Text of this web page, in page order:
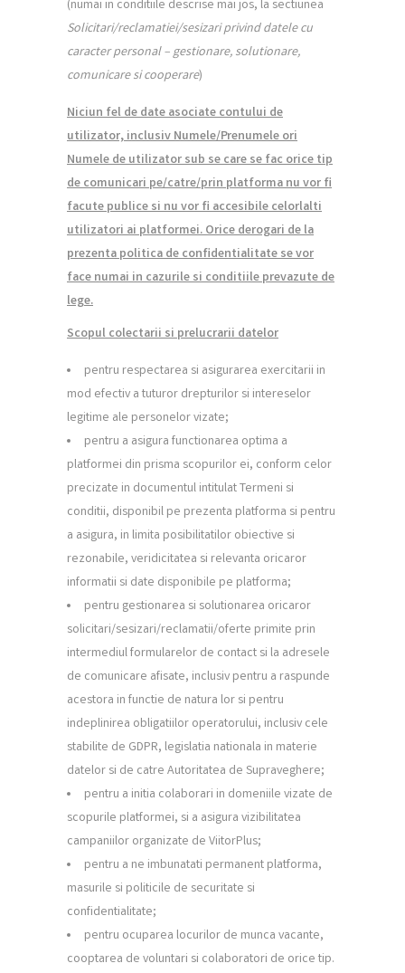
(numai in conditiile descrise mai jos, la sectiunea
Solicitari/reclamatiei/sesizari privind datele cu
caracter personal – gestionare, solutionare,
comunicare si cooperare)
Niciun fel de date asociate contului de
utilizator, inclusiv Numele/Prenumele ori
Numele de utilizator sub se care se fac orice tip
de comunicari pe/catre/prin platforma nu vor fi
facute publice si nu vor fi accesibile celorlalti
utilizatori ai platformei. Orice derogari de la
prezenta politica de confidentialitate se vor
face numai in cazurile si conditiile prevazute de
lege.
Scopul colectarii si prelucrarii datelor
pentru respectarea si asigurarea exercitarii in
mod efectiv a tuturor drepturilor si intereselor
legitime ale personelor vizate;
pentru a asigura functionarea optima a
platformei din prisma scopurilor ei, conform celor
precizate in documentul intitulat Termeni si
conditii, disponibil pe prezenta platforma si pentru
a asigura, in limita posibilitatilor obiective si
rezonabile, veridicitatea si relevanta oricaror
informatii si date disponibile pe platforma;
pentru gestionarea si solutionarea oricaror
solicitari/sesizari/reclamatii/oferte primite prin
intermediul formularelor de contact si la adresele
de comunicare afisate, inclusiv pentru a raspunde
acestora in functie de natura lor si pentru
indeplinirea obligatiilor operatorului, inclusiv cele
stabilite de GDPR, legislatia nationala in materie
datelor si de catre Autoritatea de Supraveghere;
pentru a initia colaborari in domeniile vizate de
scopurile platformei, si a asigura vizibilitatea
campaniilor organizate de ViitorPlus;
pentru a ne imbunatati permanent platforma,
masurile si politicile de securitate si
confidentialitate;
pentru ocuparea locurilor de munca vacante,
cooptarea de voluntari si colaboratori de orice tip.